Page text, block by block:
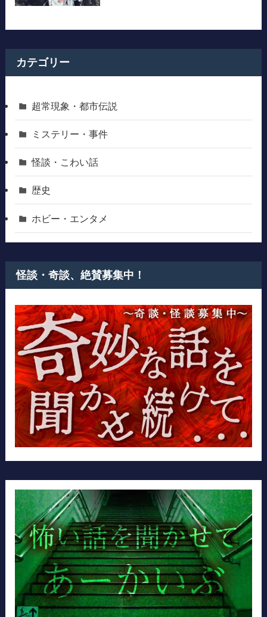
カテゴリー
超常現象・都市伝説
ミステリー・事件
怪談・こわい話
歴史
ホビー・エンタメ
怪談・奇談、絶賛募集中！